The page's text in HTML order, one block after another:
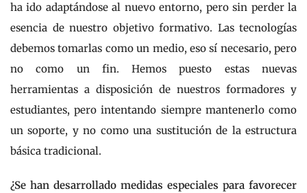
ha ido adaptándose al nuevo entorno, pero sin perder la
esencia de nuestro objetivo formativo. Las tecnologías
debemos tomarlas como un medio, eso sí necesario, pero
no como un fin. Hemos puesto estas nuevas
herramientas a disposición de nuestros formadores y
estudiantes, pero intentando siempre mantenerlo como
un soporte, y no como una sustitución de la estructura
básica tradicional.
¿Se han desarrollado medidas especiales para favorecer